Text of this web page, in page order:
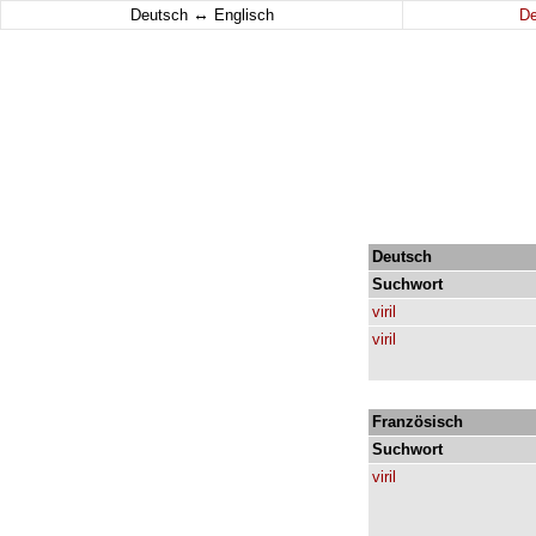
Deutsch ↔ Englisch
Deutsch
Suchwort
viril
viril
Französisch
Suchwort
viril